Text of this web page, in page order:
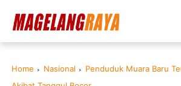
Home Nasional
Penduduk Muara Baru